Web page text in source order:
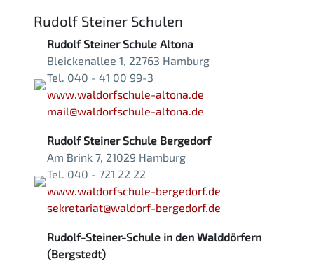
Rudolf Steiner Schulen
Rudolf Steiner Schule Altona
Bleickenallee 1, 22763 Hamburg
Tel. 040 - 41 00 99-3
www.waldorfschule-altona.de
mail@waldorfschule-altona.de
Rudolf Steiner Schule Bergedorf
Am Brink 7, 21029 Hamburg
Tel. 040 - 721 22 22
www.waldorfschule-bergedorf.de
sekretariat@waldorf-bergedorf.de
Rudolf-Steiner-Schule in den Walddörfern
(Bergstedt)